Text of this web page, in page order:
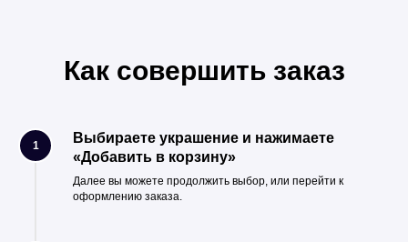
Как совершить заказ
1
Выбираете украшение и нажимаете
«Добавить в корзину»
Далее вы можете продолжить выбор, или перейти к
оформлению заказа.